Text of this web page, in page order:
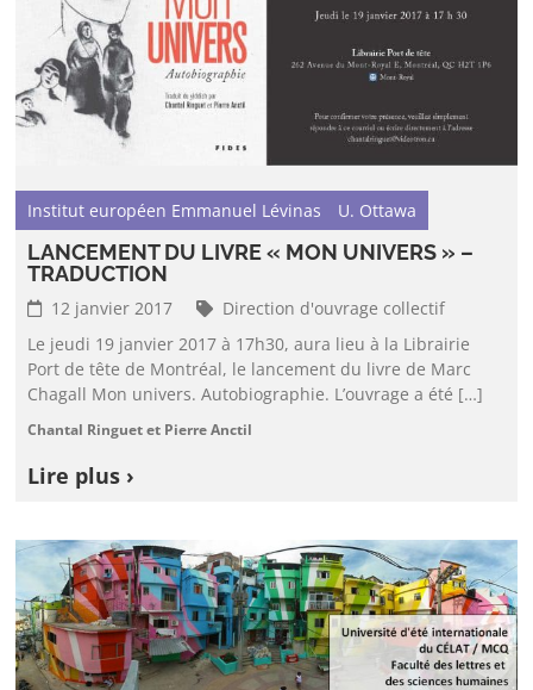
Institut européen Emmanuel Lévinas U. Ottawa
LANCEMENT DU LIVRE « MON UNIVERS » –
TRADUCTION
12 janvier 2017
Direction d'ouvrage collectif
Le jeudi 19 janvier 2017 à 17h30, aura lieu à la Librairie
Port de tête de Montréal, le lancement du livre de Marc
Chagall Mon univers. Autobiographie. L’ouvrage a été […]
Chantal Ringuet et Pierre Anctil
Lire plus ›